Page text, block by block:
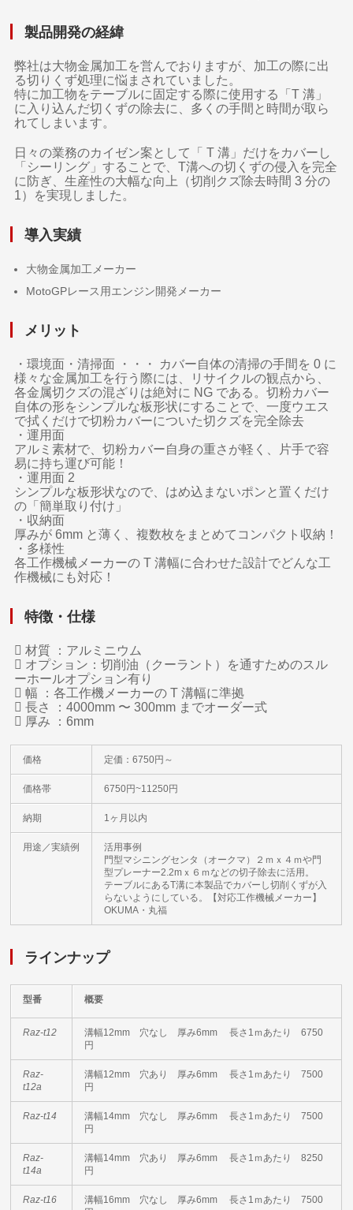
製品開発の経緯
弊社は大物金属加工を営んでおりますが、加工の際に出
る切りくず処理に悩まされていました。
特に加工物をテーブルに固定する際に使用する「T 溝」
に入り込んだ切くずの除去に、多くの手間と時間が取ら
れてしまいます。
日々の業務のカイゼン案として「 T 溝」だけをカバーし
「シーリング」することで、T溝への切くずの侵入を完全
に防ぎ、生産性の大幅な向上（切削クズ除去時間 3 分の
1）を実現しました。
導入実績
大物金属加工メーカー
MotoGPレース用エンジン開発メーカー
メリット
・環境面・清掃面 ・・・ カバー自体の清掃の手間を 0 に
様々な金属加工を行う際には、リサイクルの観点から、
各金属切クズの混ざりは絶対に NG である。切粉カバー
自体の形をシンプルな板形状にすることで、一度ウエス
で拭くだけで切粉カバーについた切クズを完全除去
・運用面
アルミ素材で、切粉カバー自身の重さが軽く、片手で容
易に持ち運び可能！
・運用面 2
シンプルな板形状なので、はめ込まないポンと置くだけ
の「簡単取り付け」
・収納面
厚みが 6mm と薄く、複数枚をまとめてコンパクト収納！
・多様性
各工作機械メーカーの T 溝幅に合わせた設計でどんな工
作機械にも対応！
特徴・仕様
 材質 ：アルミニウム
 オプション：切削油（クーラント）を通すためのスル
ーホールオプション有り
 幅 ：各工作機メーカーの T 溝幅に準拠
 長さ ：4000mm 〜 300mm までオーダー式
 厚み ：6mm
価格 定価：6750円～
価格帯 6750円~11250円
納期 1ヶ月以内
用途／実績例
活用事例
門型マシニングセンタ（オークマ）２ｍｘ４ｍや門
型プレーナー2.2mｘ６ｍなどの切子除去に活用。
テーブルにあるT溝に本製品でカバーし切削くずが入
らないようにしている。【対応工作機械メーカー】
OKUMA・丸福
ラインナップ
型番 概要
Raz-t12
溝幅12mm 穴なし 厚み6mm 長さ1ｍあたり 6750
円
Raz-
t12a
溝幅12mm 穴あり 厚み6mm 長さ1ｍあたり 7500
円
Raz-t14
溝幅14mm 穴なし 厚み6mm 長さ1ｍあたり 7500
円
Raz-
t14a
溝幅14mm 穴あり 厚み6mm 長さ1ｍあたり 8250
円
Raz-t16
溝幅16mm 穴なし 厚み6mm 長さ1ｍあたり 7500